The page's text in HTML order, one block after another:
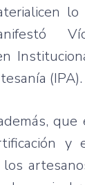
lo
(IPA).
y